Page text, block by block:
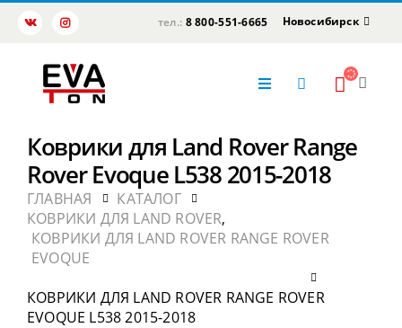
тел.: 8 800-551-6665 Новосибирск
Коврики для Land Rover Range
Rover Evoque L538 2015-2018
ГЛАВНАЯ
КАТАЛОГ
КОВРИКИ ДЛЯ LAND ROVER,
КОВРИКИ ДЛЯ LAND ROVER RANGE ROVER
EVOQUE
КОВРИКИ ДЛЯ LAND ROVER RANGE ROVER
EVOQUE L538 2015-2018